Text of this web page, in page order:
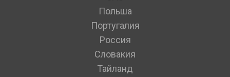
Польша
Португалия
Россия
Словакия
Тайланд